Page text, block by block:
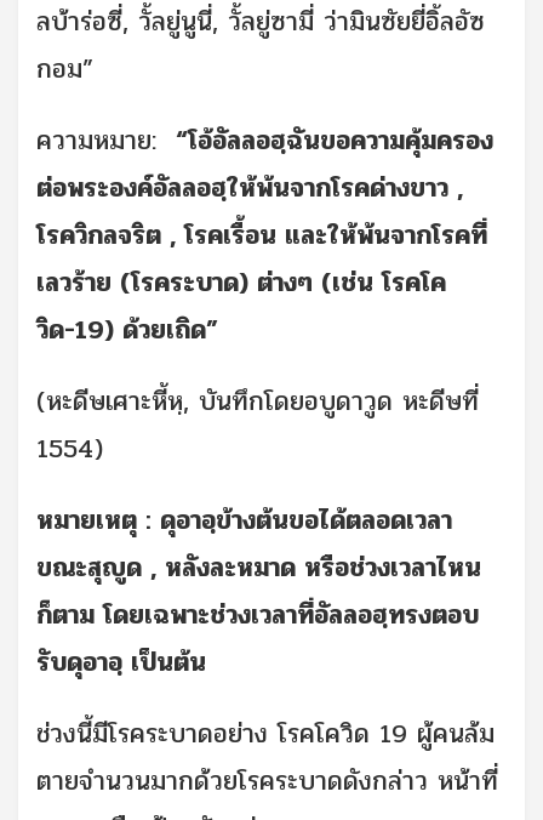
ลบ้าร่อซี่, วั้ลยู่นูนี่, วั้ลยู่ซามี่ ว่ามินซัยยี่อิ้ลอัซ
กอม”
ความหมาย: “โอ้อัลลอฮฺฉันขอความคุ้มครอง
ต่อพระองค์อัลลอฮฺให้พ้นจากโรคด่างขาว ,
โรควิกลจริต , โรคเรื้อน และให้พ้นจากโรคที่
เลวร้าย (โรคระบาด) ต่างๆ (เช่น โรคโค
วิด-19) ด้วยเถิด”
(หะดีษเศาะหี้หฺ, บันทึกโดยอบูดาวูด หะดีษที่
1554)
หมายเหตุ : ดุอาอฺข้างต้นขอได้ตลอดเวลา
ขณะสุญูด , หลังละหมาด หรือช่วงเวลาไหน
ก็ตาม โดยเฉพาะช่วงเวลาที่อัลลอฮฺทรงตอบ
รับดุอาอฺ เป็นต้น
ช่วงนี้มีโรคระบาดอย่าง โรคโควิด 19 ผู้คนล้ม
ตายจำนวนมากด้วยโรคระบาดดังกล่าว หน้าที่